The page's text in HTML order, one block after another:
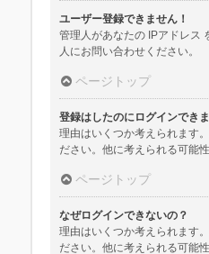
ユーザー登録できません！
管理人があなたの IPアドレス
人にお問い合わせください。
ページトップ
登録はしたのにログインできま
理由はいくつか考えられます
ださい。他に考えられる可能
ページトップ
なぜログインできないの？
理由はいくつか考えられます
ださい。他に考えられる可能